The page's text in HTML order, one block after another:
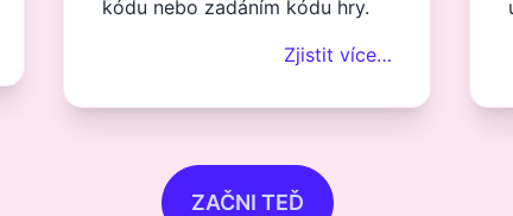
kódu nebo zadáním kódu hry.
Zjistit více…
ZAČNI TEĎ